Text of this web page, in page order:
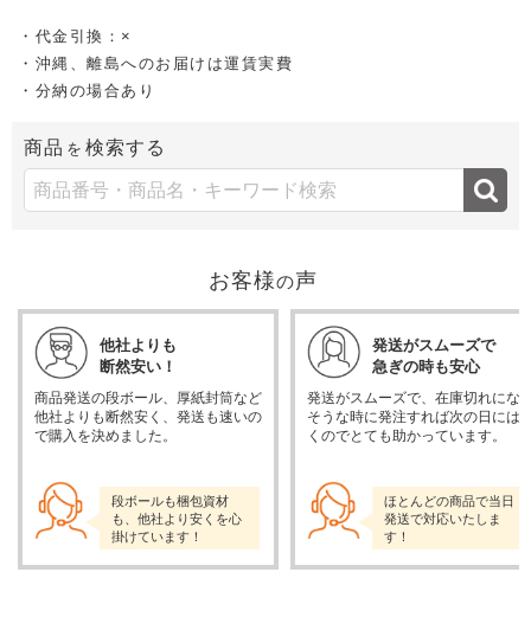
・代金引換：×
・沖縄、離島へのお届けは運賃実費
・分納の場合あり
商品 を 検索する
お客様の声
他社よりも
断然安い！
商品発送の段ボール、厚紙封筒など
他社よりも断然安く、発送も速いの
で購入を決めました。
段ボールも梱包資材
も、他社より安くを心
掛けています！
発送がスムーズで
急ぎの時も安心
発送がスムーズで、在庫切れにな
そうな時に発注すれば次の日には
くのでとても助かっています。
ほとんどの商品で当日
発送で対応いたしま
す！